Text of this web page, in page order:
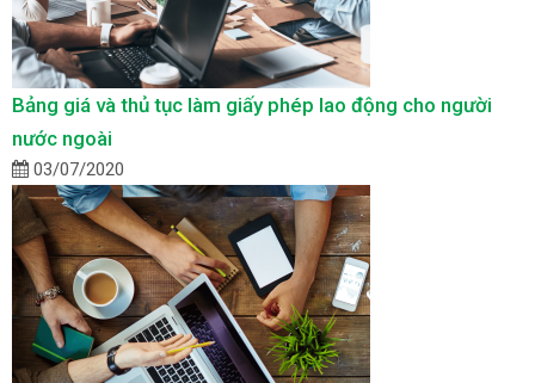
Bảng giá và thủ tục làm giấy phép lao động cho người
nước ngoài
03/07/2020